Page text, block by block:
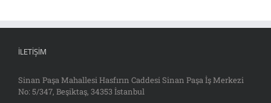
İLETIŞIM
Sinan Paşa Mahallesi Hasfırın Caddesi Sinan Paşa İş Merkezi
No: 5/347, Beşiktaş, 34353 İstanbul